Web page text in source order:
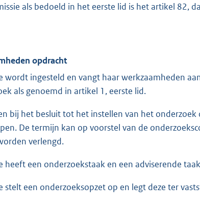
als bedoeld in het eerste lid is het artikel 82,
opdracht
wordt ingesteld en vangt haar werkzaamheden
als genoemd in artikel 1, eerste lid.
bij het besluit tot het instellen van het
De termijn kan op voorstel van de
verlengd.
heeft een onderzoekstaak en een adviserende
stelt een onderzoeksopzet op en legt deze ter